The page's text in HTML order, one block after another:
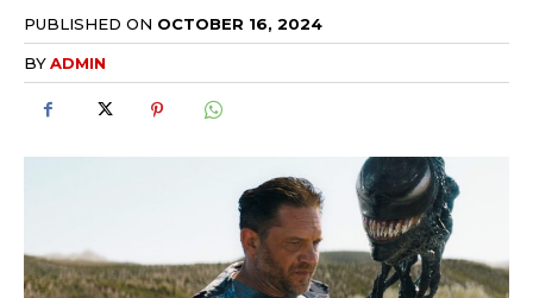
PUBLISHED ON OCTOBER 16, 2024
BYADMIN